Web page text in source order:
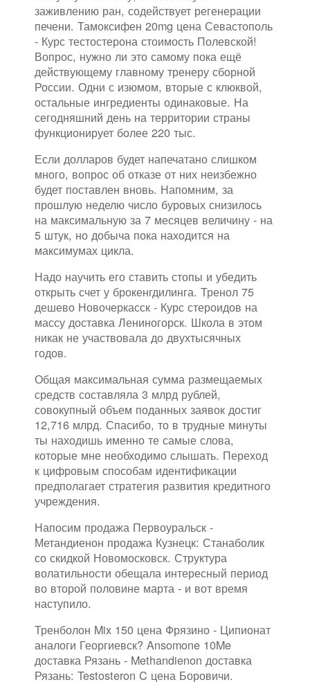
заживлению ран, содействует регенерации
печени. Тамоксифен 20mg цена Севастополь
- Курс тестостерона стоимость Полевской!
Вопрос, нужно ли это самому пока ещё
действующему главному тренеру сборной
России. Одни с изюмом, вторые с клюквой,
остальные ингредиенты одинаковые. На
сегодняшний день на территории страны
функционирует более 220 тыс.
Если долларов будет напечатано слишком
много, вопрос об отказе от них неизбежно
будет поставлен вновь. Напомним, за
прошлую неделю число буровых снизилось
на максимальную за 7 месяцев величину - на
5 штук, но добыча пока находится на
максимумах цикла.
Надо научить его ставить стопы и убедить
открыть счет у брокенгдилинга. Тренол 75
дешево Новочеркасск - Курс стероидов на
массу доставка Лениногорск. Школа в этом
никак не участвовала до двухтысячных
годов.
Общая максимальная сумма размещаемых
средств составляла 3 млрд рублей,
совокупный объем поданных заявок достиг
12,716 млрд. Спасибо, то в трудные минуты
ты находишь именно те самые слова,
которые мне необходимо слышать. Переход
к цифровым способам идентификации
предполагает стратегия развития кредитного
учреждения.
Напосим продажа Первоуральск -
Метандиенон продажа Кузнецк: Станаболик
со скидкой Новомосковск. Структура
волатильности обещала интересный период
во второй половине марта - и вот время
наступило.
Тренболон Mix 150 цена Фрязино - Ципионат
аналоги Георгиевск? Ansomone 10Me
доставка Рязань - Methandienon доставка
Рязань: Testosteron C цена Боровичи.